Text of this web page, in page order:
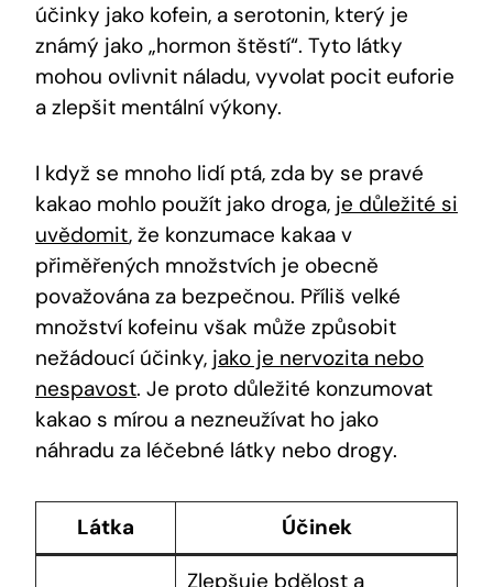
účinky jako kofein, a serotonin, který je
známý jako „hormon štěstí“. Tyto látky
mohou ovlivnit náladu, vyvolat pocit euforie
a zlepšit mentální výkony.
I když se mnoho lidí ptá, zda by se pravé
kakao mohlo použít jako droga, je důležité si
uvědomit, že konzumace kakaa v
přiměřených množstvích je obecně
považována za bezpečnou. Příliš velké
množství kofeinu však může způsobit
nežádoucí účinky, jako je nervozita nebo
nespavost. Je proto důležité konzumovat
kakao s mírou a nezneužívat ho jako
náhradu za léčebné látky nebo drogy.
Látka Účinek
Zlepšuje bdělost a